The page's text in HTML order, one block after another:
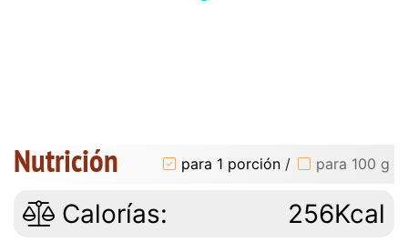
Nutrición para 1 porción / para 100 g
Calorías: 256Kcal